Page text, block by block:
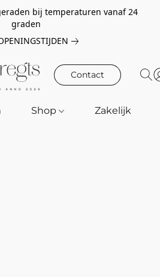
bij temperaturen vanaf 24
graden
Contact
Shop Zakelijk